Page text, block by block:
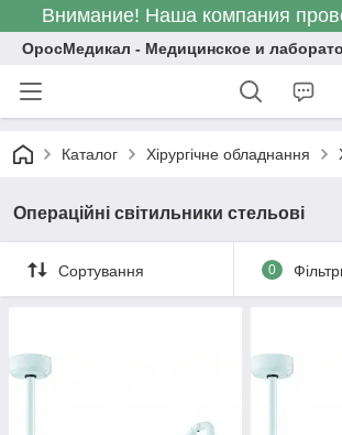
Внимание! Наша компания
ОросМедикал - Медицинское и
Каталог Хірургічне обладнання
Операційні світильники стельові
Сортування 0